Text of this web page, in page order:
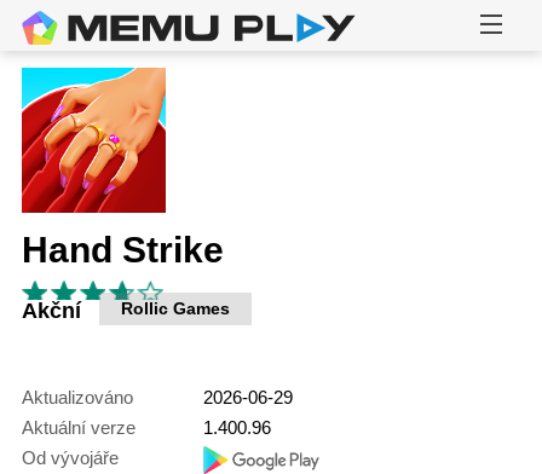
Hand Strike
Akční Rollic Games
Aktualizováno
2026-06-29
Aktuální verze
1.400.96
Od vývojáře